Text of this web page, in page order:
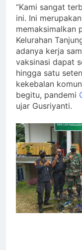
“Kami sangat
ini. Ini
memaksimalkan
Kelurahan
adanya kerja
vaksinasi dapat
hingga satu
kekebalan
begitu, pandemi
ujar Gusriyanti.